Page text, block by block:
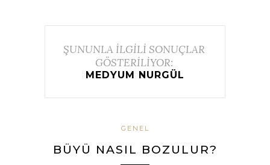
ŞUNUNLA İLGİLİ SONUÇLAR
GÖSTERİLİYOR:
MEDYUM NURGÜL
GENEL
BÜYÜ NASIL BOZULUR?